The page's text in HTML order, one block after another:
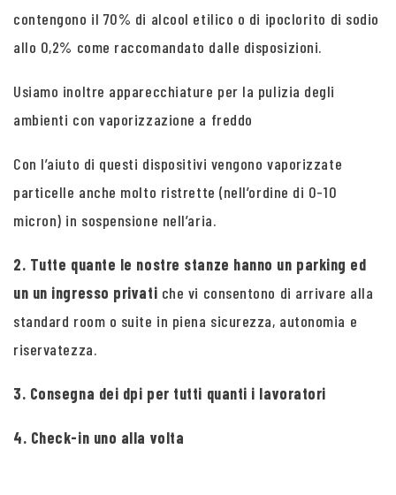
contengono il 70% di alcool etilico o di ipoclorito di sodio
allo 0,2% come raccomandato dalle disposizioni.
Usiamo inoltre apparecchiature per la pulizia degli
ambienti con vaporizzazione a freddo
Con l’aiuto di questi dispositivi vengono vaporizzate
particelle anche molto ristrette (nell’ordine di 0-10
micron) in sospensione nell’aria.
2. Tutte quante le nostre stanze hanno un parking ed
un un ingresso privati che vi consentono di arrivare alla
standard room o suite in piena sicurezza, autonomia e
riservatezza.
3. Consegna dei dpi per tutti quanti i lavoratori
4. Check-in uno alla volta